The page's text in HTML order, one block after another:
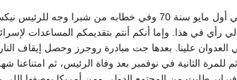
كل ده تحملناه ومع ذلك وحرصاً على السلام تذكروا أن الرئيس جمال في أول
في هذا. وإما أنكم أنتم بتقديمكم المساعدات
العدوان علينا. بعدها جت مبادرة روجرز وحصل إيقاف
للمرة الثانية في نوفمبر بعد وفاة الرئيس، ثم امتناعنا